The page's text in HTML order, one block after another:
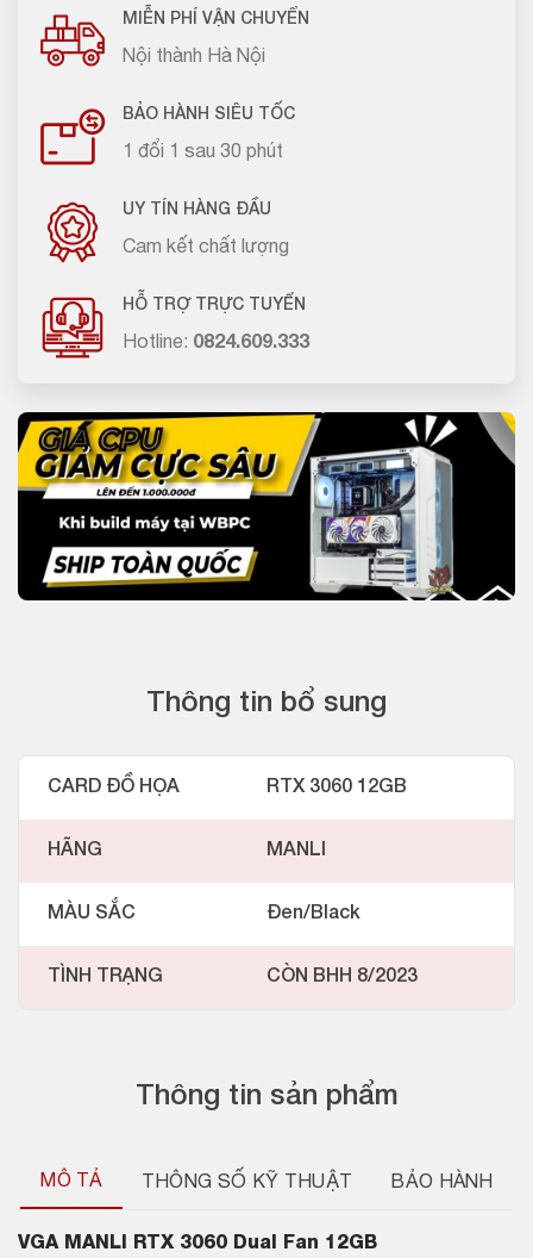
MIỄN PHÍ VẬN CHUYỂN
Nội thành Hà Nội
BẢO HÀNH SIÊU TỐC
1 đổi 1 sau 30 phút
UY TÍN HÀNG ĐẦU
Cam kết chất lượng
HỖ TRỢ TRỰC TUYẾN
Hotline: 0824.609.333
Thông tin sản phẩm
MÔ TẢ THÔNG SỐ KỸ THUẬT BẢO HÀNH
VGA MANLI RTX 3060 Dual Fan 12GB
Thông tin bổ sung
CARD ĐỒ HỌA RTX 3060 12GB
HÃNG MANLI
MÀU SẮC Đen/Black
TÌNH TRẠNG CÒN BHH 8/2023